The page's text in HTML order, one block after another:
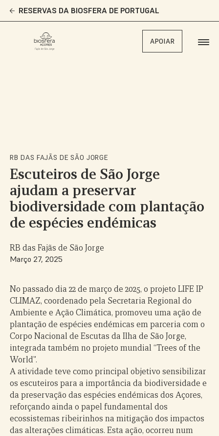
RESERVAS DA BIOSFERA DE PORTUGAL
APOIAR
RB DAS FAJÃS DE SÃO JORGE
Escuteiros de São Jorge
ajudam a preservar
biodiversidade com plantação
de espécies endémicas
RB das Fajãs de São Jorge
Março 27, 2025
No passado dia 22 de março de 2025, o projeto LIFE IP
CLIMAZ, coordenado pela Secretaria Regional do
Ambiente e Ação Climática, promoveu uma ação de
plantação de espécies endémicas em parceria com o
Corpo Nacional de Escutas da Ilha de São Jorge,
integrada também no projeto mundial “Trees of the
World”.
A atividade teve como principal objetivo sensibilizar
os escuteiros para a importância da biodiversidade e
da preservação das espécies endémicas dos Açores,
reforçando ainda o papel fundamental dos
ecossistemas ribeirinhos na mitigação dos impactos
das alterações climáticas. Esta ação, ocorreu num